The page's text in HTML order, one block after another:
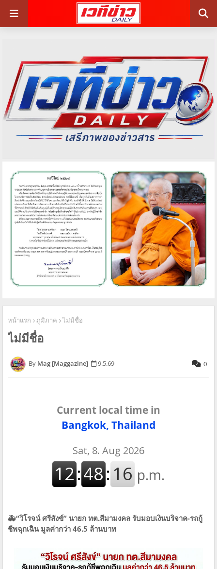
หน้าแรก ภูมิภาค ไม่มีชื่อ
ไม่มีชื่อ
Mag [Maggazine] 9.5.69 0
Current local time in
Bangkok, Thailand
🚑“วิโรจน์ ศรีสังข์” นายก ทต.สีมามงคล รับมอบเงินบริจาค-รถกู้
ชีพฉุกเฉิน มูลค่ากว่า 46.5 ล้านบาท